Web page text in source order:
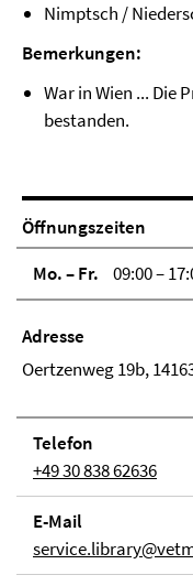
Nimptsch /
Bemerkungen:
War in Wien ... Die
bestanden.
Öffnungszeiten
Mo. – Fr.
09:00 –
Adresse
Oertzenweg 19b,
Telefon
+49 30 838 62636
E-Mail